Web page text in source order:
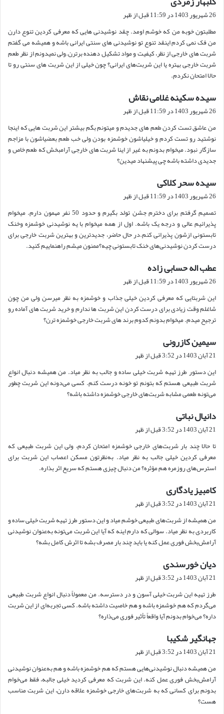
ت
:
26 شهریور 1403 در 11:59 قبل از ظهر
مطلبتون خوبه من که خوشم اومد. چقد نوشیدنی هایی که معرفی کردین تنوع دارن
من فک نمی کردم اینقد تنوع تو نوشیدنی های سنتی ایرانی باشه و همیشه می گفتم
شربت های خارجی از نظر، کیفیت و مواد تشکیل دهنده برترن.ولی نمیدونم از نظر طعم
شربت خارجی بهتره یا این شربت‌های ایرانی؟ چون خیلی از این شربت های سنتی رو تا
حالا امتحان نکردم.
سیده سکینه غلامی نقاش
ت
:
26 شهریور 1403 در 11:59 قبل از ظهر
من عاشق تست کردن طعم های جدیدم و میتونم بگم بیشتر این شربت هایی که اینجا
نوشتید رو تست کردم و خیلیاشون خوشمزه بودن ولی خب طعم بعضیاشون با مزاجم
سازگار نبود. میخوام بدونم به غیر از اینا شربت های خارجی آرامبخش که طعم خاص و
جدیدی داشته باشه چی پیشنهاد میدین؟
سیده سحر کلاکیف
:
26 شهریور 1403 در 11:59 قبل از ظهر
تصمیم گرفتم برای دخترم جشن تولد بگیرم و حدود 50 نفر مهمون دارم. میخوام
پذیرائیم عالی و درجه یک باشه. اول از همه میخوام با یه نوشیدنی خوشمزه وخنک
تابستونی ازشون پذیرائی کنم.در حال حاضر، جدیدترین و بهترین شربت خارجی برای
درست کردن نوشیدنی‌های خنک تابستونی چیه؟ممنون میشم راهنماییم کنید.
عطب اله حسابی زادهف
ت
:
26 شهریور 1403 در 11:59 قبل از ظهر
این شربتایی که معرفی کردین خیلی جذاب و خوشمزه به نظر میرسن ولی من چون
شاغلم وقت زیادی برای درست کردن این شربت ها ندارم و خرید شربت های آماده رو
ترجیح میدم. میخوام بدونم کدوم برند های شربت خارجی خوشمزه ترن؟
سیمین کازرونیف
ت
:
21 آبان 1403 در 3:52 قبل از ظهر
این دستور طرز تهیه شربت خیلی ساده و جالب به نظر میاد. من همیشه دنبال انواع
شربت طبیعی هستم که بتونم تو خونه درست کنم. کسی می‌دونه این شربت چطور
می‌تونه طعمی مشابه شربت‌های خارجی خوشمزه داشته باشه؟
دانیال نباتیف
ت
:
21 آبان 1403 در 3:52 قبل از ظهر
تا حالا چند بار شربت‌های خارجی خوشمزه امتحان کردم، ولی این شربت طبیعی که
معرفی کردین خیلی جالب به نظر میاد. به‌نظرتون مسکن اعصاب این شربت برای
استرس‌های روزمره هم مؤثره؟ من دنبال چیزی هستم که سریع اثر بذاره.
کامبیز یادگاریف
:
21 آبان 1403 در 3:52 قبل از ظهر
من همیشه از شربت‌های طبیعی خوشم میاد و این دستور طرز تهیه شربت خیلی ساده و
کاربردی به نظر میاد. سوالی که دارم اینه که آیا این شربت می‌تونه به‌عنوان نوشیدنی
آرامش‌بخش فوری عمل کنه یا باید چند بار مصرف بشه تا اثرش کامل بشه؟
دیان خورسندیف
ت
:
21 آبان 1403 در 3:52 قبل از ظهر
طرز تهیه این شربت خیلی آسون و در دسترسه. من معمولاً دنبال انواع شربت طبیعی
می‌گردم که هم خوشمزه باشه و هم خاصیت داشته باشه. کسی تجربه‌ای از این شربت
داره؟ می‌خوام بدونم آیا واقعاً تأثیر فوری می‌ذاره؟
جهانگیر شکیباف
:
21 آبان 1403 در 3:52 قبل از ظهر
من همیشه دنبال نوشیدنی‌هایی هستم که هم خوشمزه باشه و هم به‌عنوان نوشیدنی
آرامش‌بخش فوری عمل کنه. این شربت که معرفی کردید خیلی جالبه، فقط می‌خوام
بدونم برای کسانی که به شربت‌های خارجی خوشمزه علاقه دارن، این شربت مناسب
هست؟